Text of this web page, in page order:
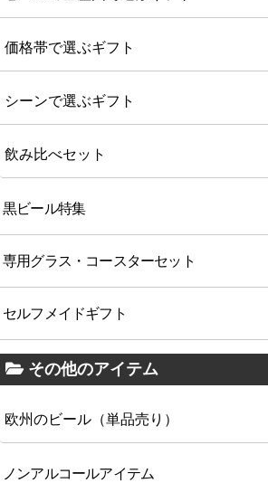
価格帯で選ぶギフト
シーンで選ぶギフト
飲み比べセット
黒ビール特集
専用グラス・コースターセット
セルフメイドギフト
その他のアイテム
欧州のビール（単品売り）
ノンアルコールアイテム